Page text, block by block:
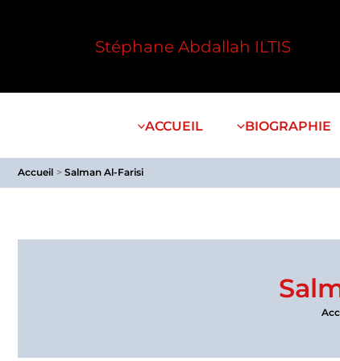
Stéphane Abdallah ILTIS
ACCUEIL BIOGRAPHIE
Accueil Salman Al-Farisi